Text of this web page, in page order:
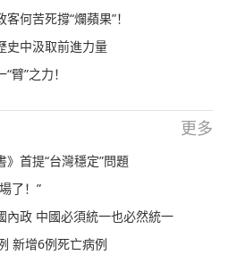
何苦死撐“爛蘋果”！
史中汲取前進力量
臂”之力！
更多
首提“台灣穩定”問題
了！”
內政 中國必須統一也必然統一
新增6例死亡病例